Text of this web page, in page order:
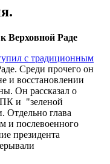
Верховной Раде
с традиционным
Среди прочего он
и восстановлении
Он рассказал о
и "зеленой
Отдельно глава
и послевоенного
президента